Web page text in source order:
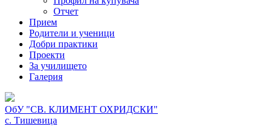
Отчет
Прием
Родители и ученици
Добри практики
Проекти
За училището
Галерия
ОбУ "СВ. КЛИМЕНТ ОХРИДСКИ"
с. Тишевица